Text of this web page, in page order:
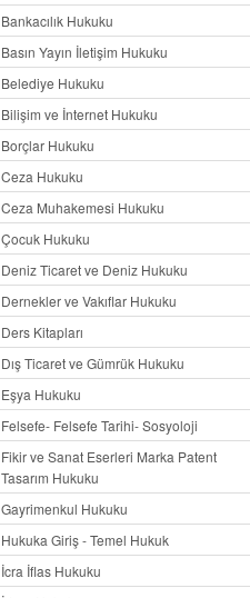
Bankacılık Hukuku
Basın Yayın İletişim Hukuku
Belediye Hukuku
Bilişim ve İnternet Hukuku
Borçlar Hukuku
Ceza Hukuku
Ceza Muhakemesi Hukuku
Çocuk Hukuku
Deniz Ticaret ve Deniz Hukuku
Dernekler ve Vakıflar Hukuku
Ders Kitapları
Dış Ticaret ve Gümrük Hukuku
Eşya Hukuku
Felsefe- Felsefe Tarihi- Sosyoloji
Fikir ve Sanat Eserleri Marka Patent
Tasarım Hukuku
Gayrimenkul Hukuku
Hukuka Giriş - Temel Hukuk
İcra İflas Hukuku